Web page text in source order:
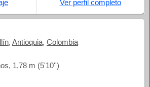
Ver perfil completo
, Antioquia, Colombia
1,78 m (5'10'')